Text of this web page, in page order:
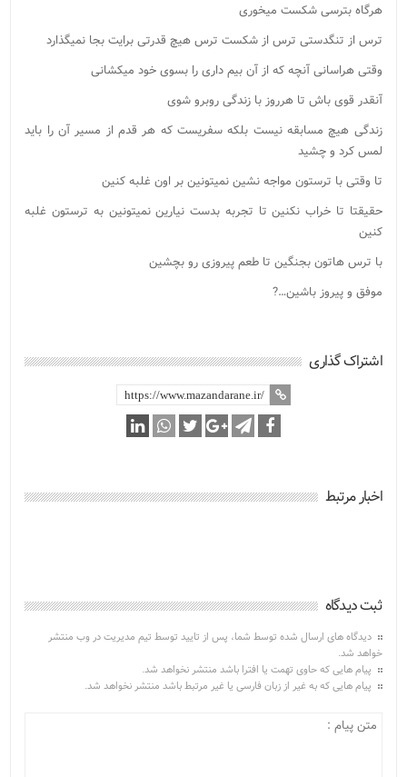
هرگاه بترسی شکست میخوری
ترس از تنگدستی ترس از شکست ترس هیچ قدرتی برایت بجا نمیگذارد
وقتی هراسانی آنچه که از آن بیم داری را بسوی خود میکشانی
آنقدر قوی باش تا هرروز با زندگی روبرو شوی
زندگی هیچ مسابقه نیست بلکه سفریست که هر قدم از مسیر آن را باید
لمس کرد و چشید
تا وقتی با ترستون مواجه نشین نمیتونین بر اون غلبه کنین
حقیقتا تا خراب نکنین تا تجربه بدست نیارین نمیتونین به ترستون غلبه
کنین
با ترس هاتون بجنگین تا طعم پیروزی رو بچشین
موفق و پیروز باشین…?
اشتراک گذاری
اخبار مرتبط
ثبت دیدگاه
دیدگاه های ارسال شده توسط شما، پس از تایید توسط تیم مدیریت در وب منتشر
خواهد شد.
پیام هایی که حاوی تهمت یا افترا باشد منتشر نخواهد شد.
پیام هایی که به غیر از زبان فارسی یا غیر مرتبط باشد منتشر نخواهد شد.